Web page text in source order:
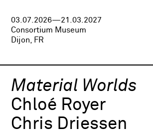
03.07.2026—21.03.2027
Consortium Museum
Dijon, FR
Material Worlds
Chloé Royer
Chris Driessen